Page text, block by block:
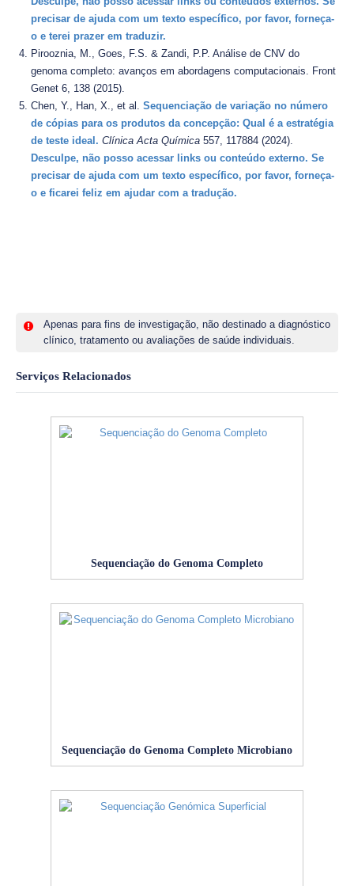
precisar de ajuda com um texto específico, por favor, forneça-
o e terei prazer em traduzir.
Pirooznia, M., Goes, F.S. & Zandi, P.P. Análise de CNV do
genoma completo: avanços em abordagens computacionais. Front
Genet 6, 138 (2015).
Chen, Y., Han, X., et al. Sequenciação de variação no número
de cópias para os produtos da concepção: Qual é a estratégia
de teste ideal. Clínica Acta Química 557, 117884 (2024).
Desculpe, não posso acessar links ou conteúdo externo. Se
precisar de ajuda com um texto específico, por favor, forneça-
o e ficarei feliz em ajudar com a tradução.
Apenas para fins de investigação, não destinado a diagnóstico
clínico, tratamento ou avaliações de saúde individuais.
Serviços Relacionados
Sequenciação do Genoma Completo
Sequenciação do Genoma Completo Microbiano